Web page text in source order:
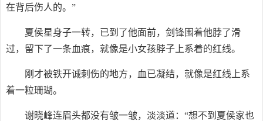
在背后伤人的。”
夏侯星身子一转，已到了他面前，剑锋围着他脖了滑
过，留下了一条血痕，就像是小女孩脖子上系着的红线。
刚才被铁开诚刺伤的地方，血已凝结，就像是红线上系
着一粒珊瑚。
谢晓峰连眉头都没有皱一皱，淡淡道：“想不到夏侯家也